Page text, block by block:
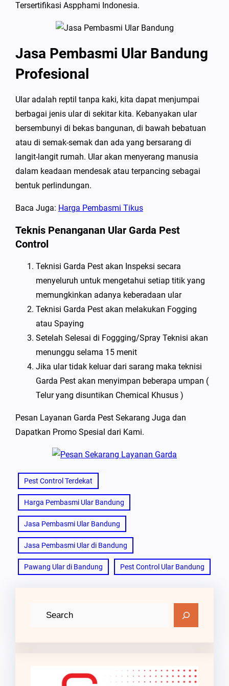
Tersertifikasi Aspphami Indonesia.
Jasa Pembasmi Ular Bandung
Profesional
Ular adalah reptil tanpa kaki, kita dapat menjumpai
berbagai jenis ular di sekitar kita. Kebanyakan ular
bersembunyi di bekas bangunan, di bawah bebatuan
atau di semak-semak dan ada yang bersarang di
langit-langit rumah. Ular akan menyerang manusia
dalam keadaan mendesak atau terpancing sebagai
bentuk perlindungan.
Baca Juga: Harga Pembasmi Tikus
Teknis Penanganan Ular Garda Pest
Control
Teknisi Garda Pest akan Inspeksi secara
menyeluruh untuk mengetahui setiap titik yang
memungkinkan adanya keberadaan ular
Teknisi Garda Pest akan melakukan Fogging
atau Spaying
Setelah Selesai di Foggging/Spray Teknisi akan
menunggu selama 15 menit
Jika ular tidak keluar dari sarang maka teknisi
Garda Pest akan menyimpan beberapa umpan (
Telur yang disuntikan Chemical Khusus )
Pesan Layanan Garda Pest Sekarang Juga dan
Dapatkan Promo Spesial dari Kami.
Pest Control Terdekat
Harga Pembasmi Ular Bandung
Jasa Pembasmi Ular Bandung
Jasa Pembasmi Ular di Bandung
Pawang Ular di Bandung Pest Control Ular Bandung